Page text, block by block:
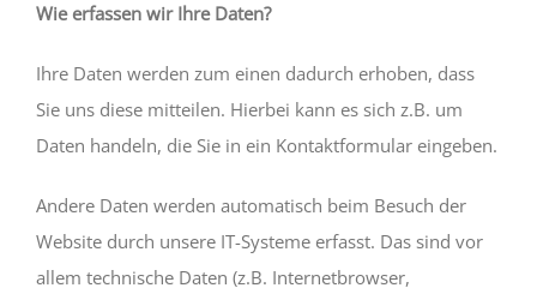
Wie erfassen wir Ihre Daten?
Ihre Daten werden zum einen dadurch erhoben, dass
Sie uns diese mitteilen. Hierbei kann es sich z.B. um
Daten handeln, die Sie in ein Kontaktformular eingeben.
Andere Daten werden automatisch beim Besuch der
Website durch unsere IT-Systeme erfasst. Das sind vor
allem technische Daten (z.B. Internetbrowser,